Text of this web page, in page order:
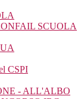
SCUOLA
CSPI
- ALL'ALBO